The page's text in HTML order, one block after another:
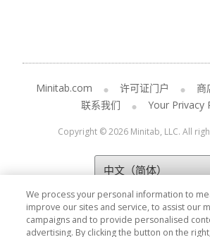
Minitab.com 许可证门户 商
联系我们
Your Privacy
Copyright © 2026 Minitab, LLC. All
We process your personal information to
improve our sites and service, to assist our
campaigns and to provide personalised
advertising. By clicking the button on the